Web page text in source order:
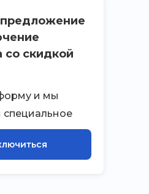
со скидкой
и мы
специальное
на
к интернету